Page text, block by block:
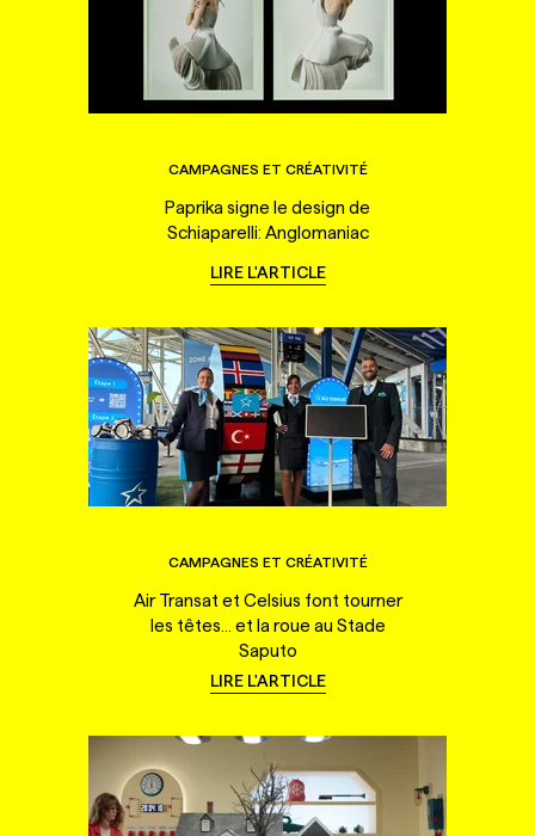
CAMPAGNES ET CRÉATIVITÉ
Paprika signe le design de
Schiaparelli: Anglomaniac
LIRE L'ARTICLE
CAMPAGNES ET CRÉATIVITÉ
Air Transat et Celsius font tourner
les têtes... et la roue au Stade
Saputo
LIRE L'ARTICLE